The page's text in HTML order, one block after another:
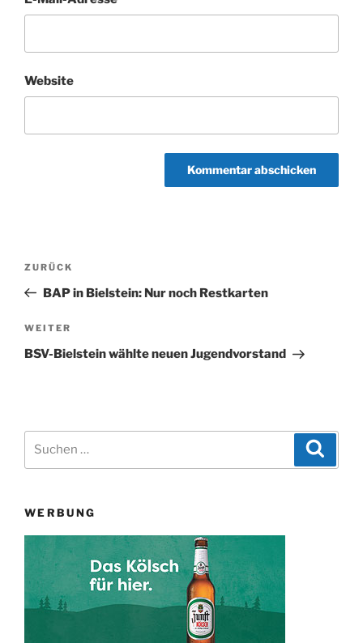
Website
Beitragsnavigation
Vorheriger
Beitrag
ZURÜCK
BAP in Bielstein: Nur noch Restkarten
Nächster
Beitrag
WEITER
BSV-Bielstein wählte neuen Jugendvorstand
WERBUNG